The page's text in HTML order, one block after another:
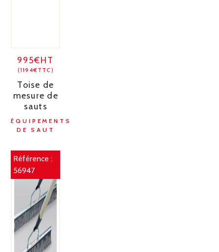
995€HT
(1194€TTC)
Toise de
mesure de
sauts
ÉQUIPEMENTS
DE SAUT
Référence :
56947